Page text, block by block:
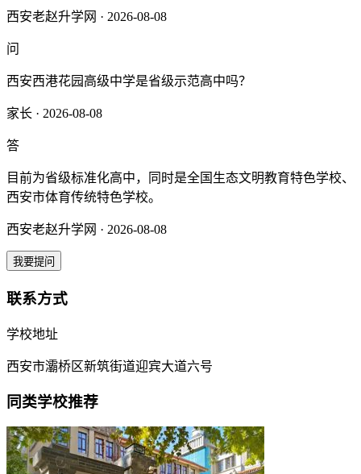
西安老赵升学网 · 2026-08-08
问
西安西港花园高级中学是省级示范高中吗？
家长 · 2026-08-08
答
目前为省级标准化高中，同时是全国生态文明教育特色学校、
西安市体育传统特色学校。
西安老赵升学网 · 2026-08-08
我要提问
联系方式
学校地址
西安市灞桥区新筑街道迎宾大道六号
同类学校推荐